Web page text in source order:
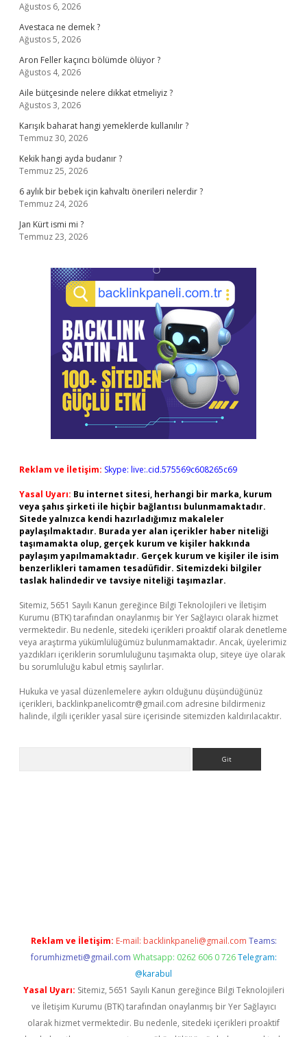
Ağustos 6, 2026
Avestaca ne demek ?
Ağustos 5, 2026
Aron Feller kaçıncı bölümde ölüyor ?
Ağustos 4, 2026
Aile bütçesinde nelere dikkat etmeliyiz ?
Ağustos 3, 2026
Karışık baharat hangi yemeklerde kullanılır ?
Temmuz 30, 2026
Kekik hangi ayda budanır ?
Temmuz 25, 2026
6 aylık bir bebek için kahvaltı önerileri nelerdir ?
Temmuz 24, 2026
Jan Kürt ismi mi ?
Temmuz 23, 2026
Reklam ve İletişim: Skype: live:.cid.575569c608265c69
Yasal Uyarı: Bu internet sitesi, herhangi bir marka, kurum
veya şahıs şirketi ile hiçbir bağlantısı bulunmamaktadır.
Sitede yalnızca kendi hazırladığımız makaleler
paylaşılmaktadır. Burada yer alan içerikler haber niteliği
taşımamakta olup, gerçek kurum ve kişiler hakkında
paylaşım yapılmamaktadır. Gerçek kurum ve kişiler ile isim
benzerlikleri tamamen tesadüfidir. Sitemizdeki bilgiler
taslak halindedir ve tavsiye niteliği taşımazlar.
Sitemiz, 5651 Sayılı Kanun gereğince Bilgi Teknolojileri ve İletişim
Kurumu (BTK) tarafından onaylanmış bir Yer Sağlayıcı olarak hizmet
vermektedir. Bu nedenle, sitedeki içerikleri proaktif olarak denetleme
veya araştırma yükümlülüğümüz bulunmamaktadır. Ancak, üyelerimiz
yazdıkları içeriklerin sorumluluğunu taşımakta olup, siteye üye olarak
bu sorumluluğu kabul etmiş sayılırlar.
Hukuka ve yasal düzenlemelere aykırı olduğunu düşündüğünüz
içerikleri, backlinkpanelicomtr@gmail.com adresine bildirmeniz
halinde, ilgili içerikler yasal süre içerisinde sitemizden kaldırılacaktır.
Reklam ve İletişim: E-mail: backlinkpaneli@gmail.com Teams:
forumhizmeti@gmail.com Whatsapp: 0262 606 0 726 Telegram:
@karabul
Yasal Uyarı: Sitemiz, 5651 Sayılı Kanun gereğince Bilgi Teknolojileri
ve İletişim Kurumu (BTK) tarafından onaylanmış bir Yer Sağlayıcı
olarak hizmet vermektedir. Bu nedenle, sitedeki içerikleri proaktif